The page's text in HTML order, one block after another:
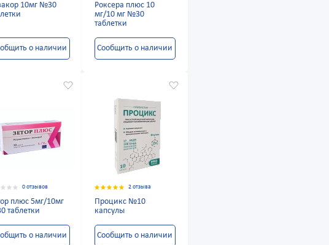
10мг №30
о наличии
Роксера плюс 10
мг/10 мг №30
таблетки
Сообщить о наличии
0 отзывов
плюс 5мг/10мг
таблетки
о наличии
2 отзыва
Процикс №10
капсулы
Сообщить о наличии